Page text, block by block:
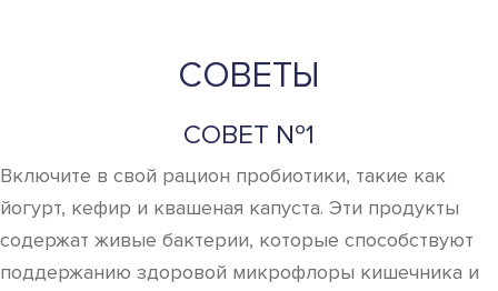
СОВЕТЫ
СОВЕТ №1
Включите в свой рацион пробиотики, такие как
йогурт, кефир и квашеная капуста. Эти продукты
содержат живые бактерии, которые способствуют
поддержанию здоровой микрофлоры кишечника и